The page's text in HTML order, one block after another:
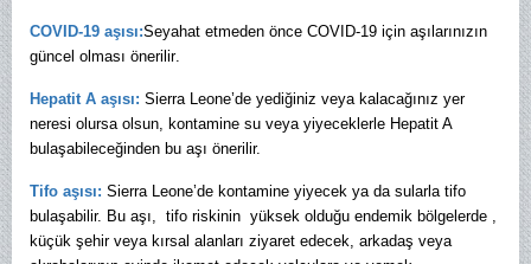
COVID-19 aşısı:Seyahat etmeden önce COVID-19 için aşılarınızın
güncel olması önerilir.
Hepatit A aşısı: Sierra Leone’de yediğiniz veya kalacağınız yer
neresi olursa olsun, kontamine su veya yiyeceklerle Hepatit A
bulaşabileceğinden bu aşı önerilir.
Tifo aşısı: Sierra Leone’de kontamine yiyecek ya da sularla tifo
bulaşabilir. Bu aşı, tifo riskinin yüksek olduğu endemik bölgelerde ,
küçük şehir veya kırsal alanları ziyaret edecek, arkadaş veya